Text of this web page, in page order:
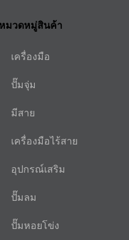
หมวดหมู่สินค้า
เครื่องมือ
ปั๊มจุ่ม
มีสาย
เครื่องมือไร้สาย
อุปกรณ์เสริม
ปั๊มลม
ปั๊มหอยโข่ง